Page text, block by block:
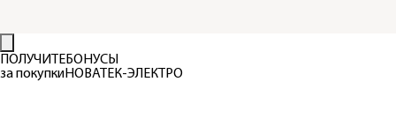
ПОЛУЧИТЕБОНУСЫ
за покупкиНОВАТЕК-ЭЛЕКТРО